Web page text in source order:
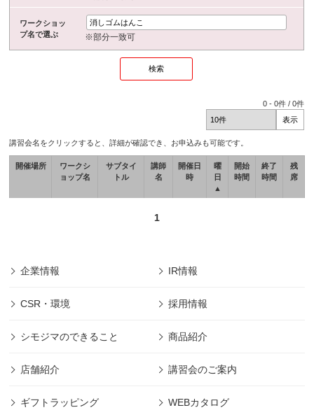
ワークショッ
プ名で選ぶ
※部分一致可
0 -0件 /0件
講習会名をクリックすると、詳細が確認でき、お申込みも可能です。
開催場所
ワークシ
ョップ名
サブタイ
トル
講師
名
開催日
時
曜
日
▲
開始
時間
終了
時間
残
席
1
企業情報 IR情報
CSR・環境 採用情報
シモジマのできること 商品紹介
店舗紹介 講習会のご案内
ギフトラッピング WEBカタログ